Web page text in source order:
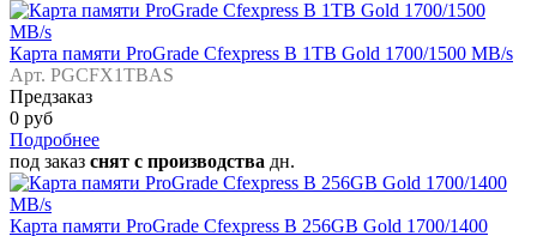
Карта памяти ProGrade Cfexpress B 1TB Gold 1700/1500 MB/s
Арт. PGCFX1TBAS
Предзаказ
0 руб
Подробнее
под заказ снят с производства дн.
Карта памяти ProGrade Cfexpress B 256GB Gold 1700/1400